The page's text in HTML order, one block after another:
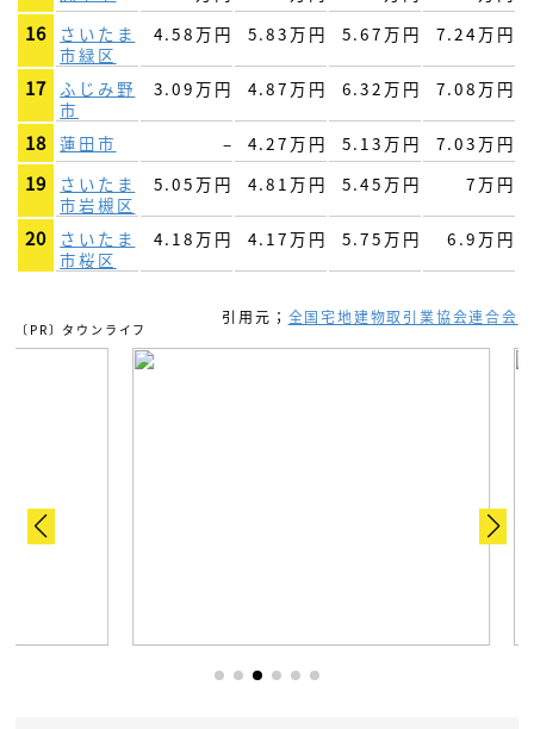
16
さいたま
市緑区
4.58万円 5.83万円 5.67万円 7.24万円
17 ふじみ野
市
3.09万円 4.87万円 6.32万円 7.08万円
18 蓮田市 – 4.27万円 5.13万円 7.03万円
19
さいたま
市岩槻区
5.05万円 4.81万円 5.45万円 7万円
20
さいたま
市桜区
4.18万円 4.17万円 5.75万円 6.9万円
引用元； 全国宅地建物取引業協会連合会
〔PR〕タウンライフ